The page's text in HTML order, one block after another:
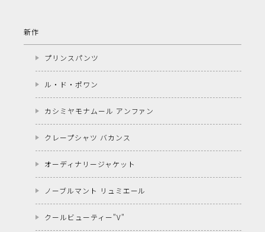
新作
プリンスパンツ
ル・ド・ポワン
カシミヤモナムール アンファン
クレープシャツ バカンス
オーディナリージャケット
ノーブルマント リュミエール
クールビューティー"V"